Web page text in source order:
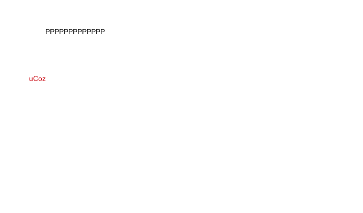
РРРРРРРРРРРРР
uCoz